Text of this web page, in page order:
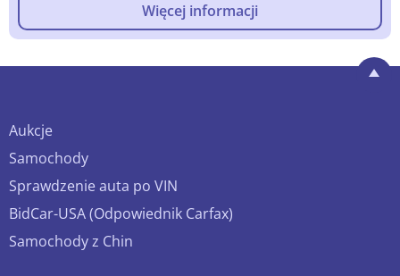
Więcej informacji
Aukcje
Samochody
Sprawdzenie auta po VIN
BidCar-USA (Odpowiednik Carfax)
Samochody z Chin